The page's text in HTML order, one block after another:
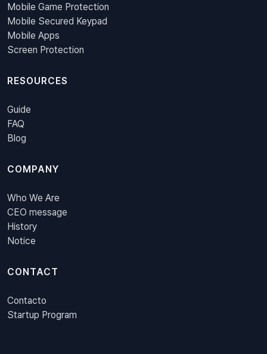
Mobile Game Protection
Mobile Secured Keypad
Mobile Apps
Screen Protection
RESOURCES
Guide
FAQ
Blog
COMPANY
Who We Are
CEO message
History
Notice
CONTACT
Contacto
Startup Program